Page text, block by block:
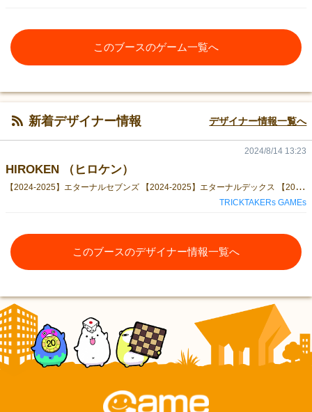
このブースのゲーム一覧へ
新着デザイナー情報 デザイナー情報一覧へ
HIROKEN （ヒロケン）
【
2024-2025】エターナルセブンズ 【2024-2025】エターナルデックス 【2023春】トリックテイカーズKINGs 【2022春】リトル・トリックテイカーズ 【2021秋】トリックテイカーズ（拡張） 【2021春】トリックテイカーズ（基本）
2024/8/14 13:23
TRICKTAKERs GAMEs
このブースのデザイナー情報一覧へ